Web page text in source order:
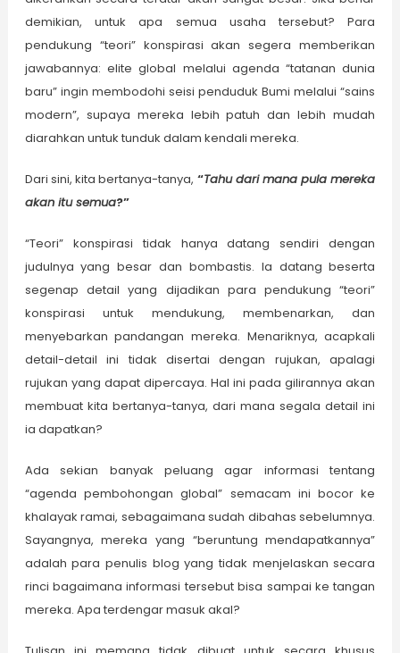
demikian, untuk apa semua usaha tersebut? Para
pendukung “teori” konspirasi akan segera memberikan
jawabannya: elite global melalui agenda “tatanan dunia
baru” ingin membodohi seisi penduduk Bumi melalui “sains
modern”, supaya mereka lebih patuh dan lebih mudah
diarahkan untuk tunduk dalam kendali mereka.
Dari sini, kita bertanya-tanya, “Tahu dari mana pula mereka
akan itu semua?”
“Teori” konspirasi tidak hanya datang sendiri dengan
judulnya yang besar dan bombastis. Ia datang beserta
segenap detail yang dijadikan para pendukung “teori”
konspirasi untuk mendukung, membenarkan, dan
menyebarkan pandangan mereka. Menariknya, acapkali
detail-detail ini tidak disertai dengan rujukan, apalagi
rujukan yang dapat dipercaya. Hal ini pada gilirannya akan
membuat kita bertanya-tanya, dari mana segala detail ini
ia dapatkan?
Ada sekian banyak peluang agar informasi tentang
“agenda pembohongan global” semacam ini bocor ke
khalayak ramai, sebagaimana sudah dibahas sebelumnya.
Sayangnya, mereka yang “beruntung mendapatkannya”
adalah para penulis blog yang tidak menjelaskan secara
rinci bagaimana informasi tersebut bisa sampai ke tangan
mereka. Apa terdengar masuk akal?